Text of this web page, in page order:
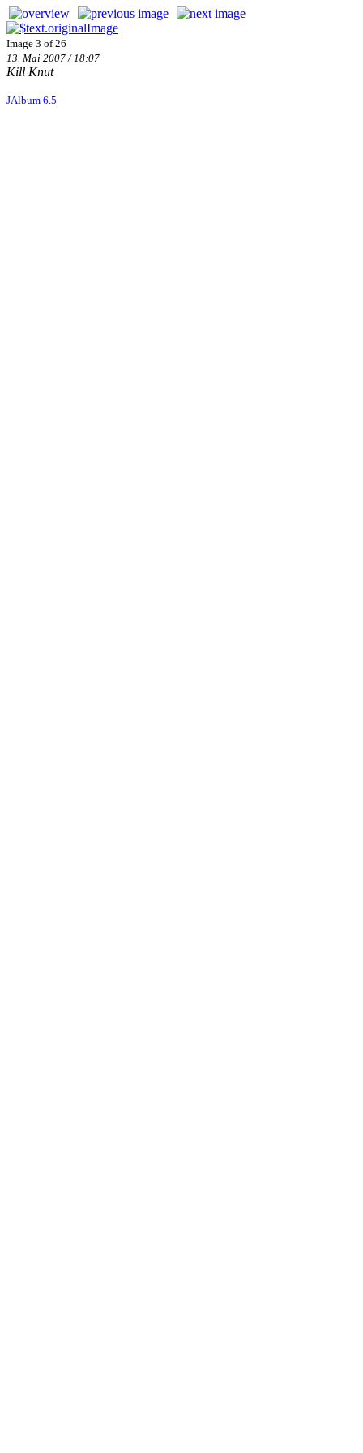
Image 3 of 26
13. Mai 2007 / 18:07
Kill Knut
JAlbum 6.5